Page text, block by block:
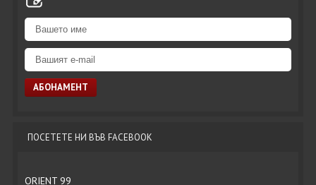
ПОСЕТЕТЕ НИ ВЪВ FACEBOOK
ORIENT 99